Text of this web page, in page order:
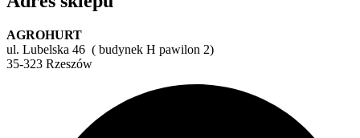
AGROHURT
ul. Lubelska 46 ( budynek H pawilon 2)
35-323 Rzeszów